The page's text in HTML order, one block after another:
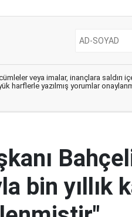
veya imalar, inançlara saldırı
harflerle yazılmış yorumlar
bin yıllık